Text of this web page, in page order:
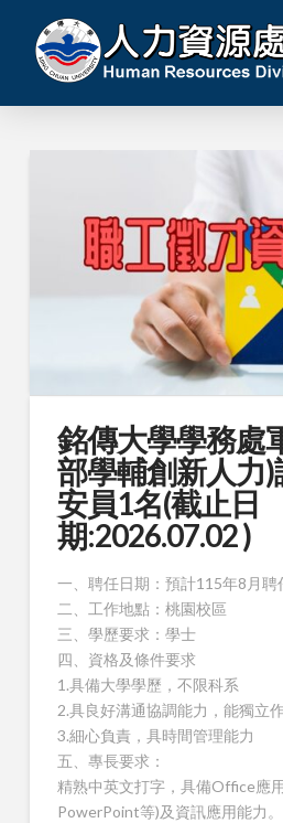
銘傳大學學務處
部學輔創新人力
安員1名(截止日
期:2026.07.02 )
一、聘任日期：預計115年8月聘
二、工作地點：桃園校區
三、學歷要求：學士
四、資格及條件要求
1.具備大學學歷，不限科系
2.具良好溝通協調能力，能獨立
3.細心負責，具時間管理能力
五、專長要求：
精熟中英文打字，具備Office應
PowerPoint等)及資訊應用能力。